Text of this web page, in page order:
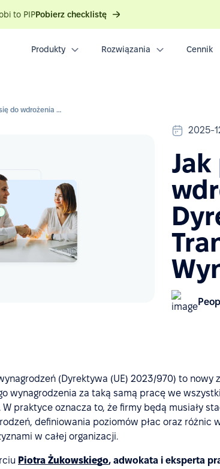
to PIPPobierz checklistę
Produkty Rozwiązania Cennik
Jak przygotować się do wdrożenia unijnej Dyrektywy o Transparentności Wynagrodzeń?
2025-
(Dyrektywa (UE) 2023/970) to nowy
wynagrodzenia za taką samą pracę we
praktyce oznacza to, że firmy będą musiały
definiowania poziomów płac oraz różnic
w całej organizacji.
Piotra Żukowskiego, adwokata i eksperta